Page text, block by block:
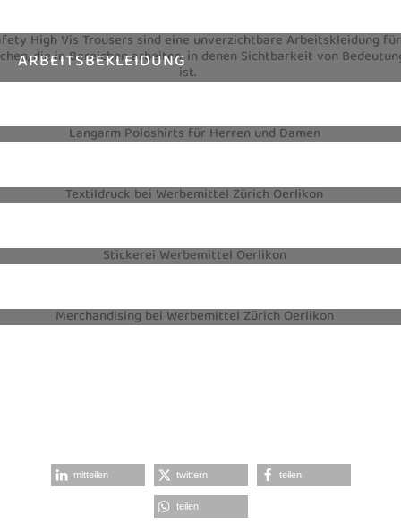
ARBEITSBEKLEIDUNG
TEXTILIEN
TEXTILDRUCK
STICKEREI
MERCHANDISING
mitteilen twittern teilen
teilen